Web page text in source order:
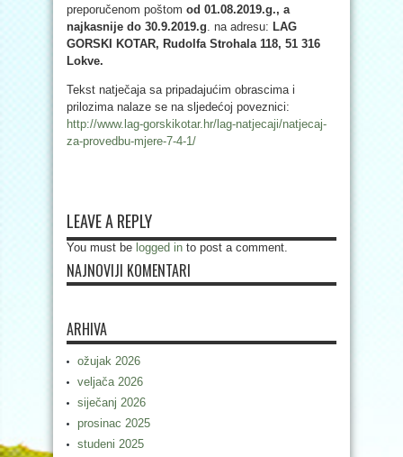
preporučenom poštom od 01.08.2019.g., a
najkasnije do 30.9.2019.g. na adresu: LAG
GORSKI KOTAR, Rudolfa Strohala 118, 51 316
Lokve.
Tekst natječaja sa pripadajućim obrascima i
prilozima nalaze se na sljedećoj poveznici:
http://www.lag-gorskikotar.hr/lag-natjecaji/natjecaj-
za-provedbu-mjere-7-4-1/
LEAVE A REPLY
You must be logged in to post a comment.
NAJNOVIJI KOMENTARI
ARHIVA
ožujak 2026
veljača 2026
siječanj 2026
prosinac 2025
studeni 2025